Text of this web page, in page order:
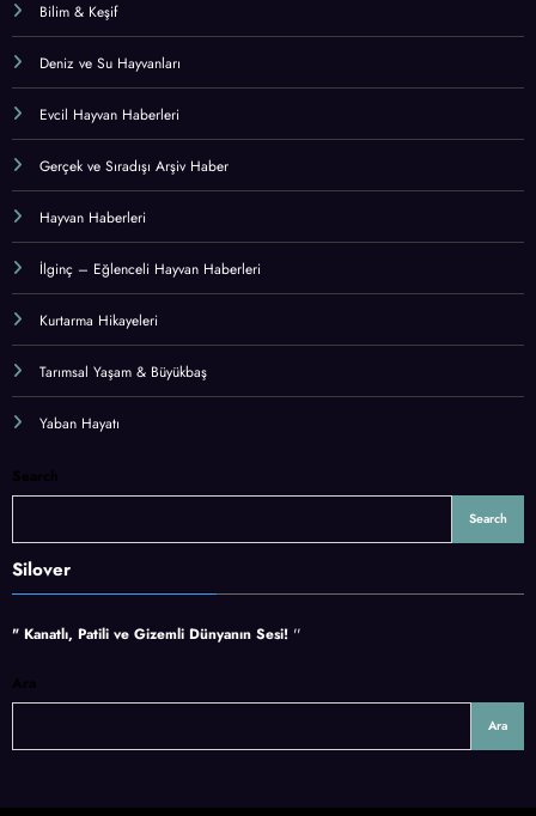
Bilim & Keşif
Deniz ve Su Hayvanları
Evcil Hayvan Haberleri
Gerçek ve Sıradışı Arşiv Haber
Hayvan Haberleri
İlginç – Eğlenceli Hayvan Haberleri
Kurtarma Hikayeleri
Tarımsal Yaşam & Büyükbaş
Yaban Hayatı
Search
Search
Silover
" Kanatlı, Patili ve Gizemli Dünyanın Sesi! ''
Ara
Ara